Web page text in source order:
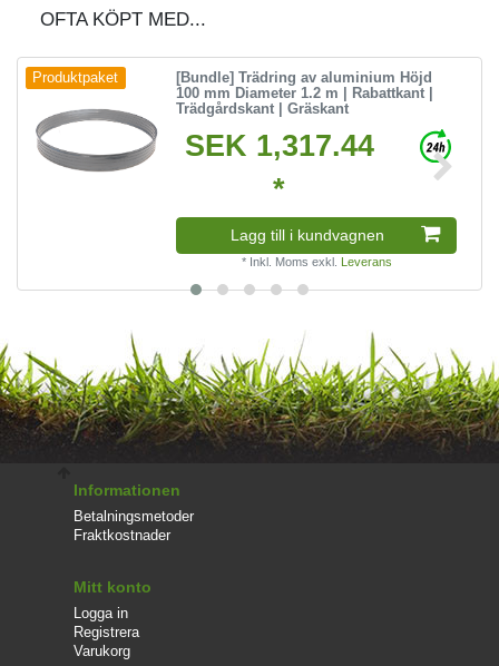
OFTA KÖPT MED...
Produktpaket
[Bundle] Trädring av aluminium Höjd
100 mm Diameter 1.2 m | Rabattkant |
Trädgårdskant | Gräskant
SEK 1,317.44
*
Lagg till i kundvagnen
* Inkl. Moms exkl. Leverans
Informationen
Betalningsmetoder
Fraktkostnader
Mitt konto
Logga in
Registrera
Varukorg